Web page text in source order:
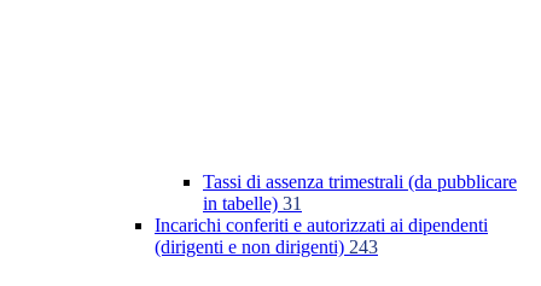
Tassi di assenza trimestrali (da pubblicare
in tabelle) 31
Incarichi conferiti e autorizzati ai dipendenti
(dirigenti e non dirigenti) 243